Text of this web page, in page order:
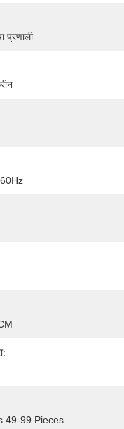
प्रणाली
49-99 Pieces